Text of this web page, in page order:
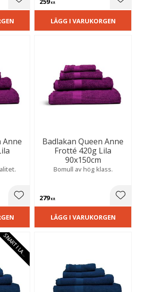
Lägg till i favoriter
KR
LÄGG I VARUKORGEN
Anne
Lägg till i favoriter
Badlakan Queen Anne
Frotté 420g Lila
90x150cm
Bomull av hög klass.
279KR
LÄGG I VARUKORGEN
S
N
A
R
T
I
L
A
G
E
R